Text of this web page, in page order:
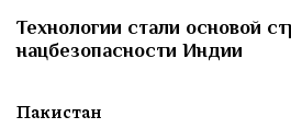
Технологии стали основой
нацбезопасности Индии
Пакистан